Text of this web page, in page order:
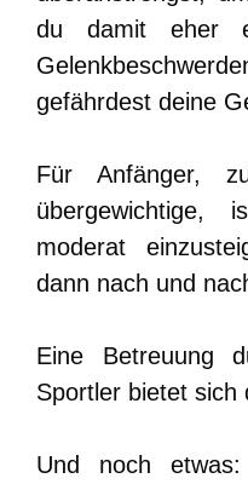
du damit eher
gefährdest deine
Für Anfänger,
moderat
dann nach und
Eine Betreuung
Sportler bietet sich
Und noch